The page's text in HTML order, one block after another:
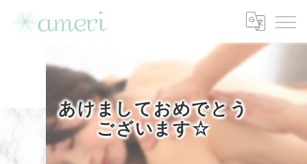
あけましておめでとう
ございます☆